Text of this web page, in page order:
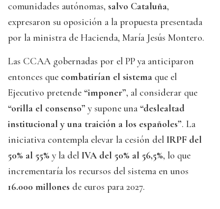
comunidades autónomas, salvo Cataluña,
expresaron su oposición a la propuesta presentada
por la ministra de Hacienda, María Jesús Montero.
Las CCAA gobernadas por el PP ya anticiparon
entonces que combatirían el sistema que el
Ejecutivo pretende “imponer”, al considerar que
“orilla el consenso” y supone una “deslealtad
institucional y una traición a los españoles”. La
iniciativa contempla elevar la cesión del IRPF del
50% al 55% y la del IVA del 50% al 56,5%, lo que
incrementaría los recursos del sistema en unos
16.000 millones de euros para 2027.